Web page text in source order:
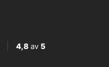
4,8av 5